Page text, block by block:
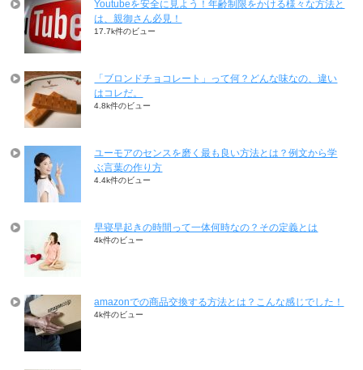
Youtubeを安全に見よう！年齢制限をかける様々な方法と
は、親御さん必見！
17.7k件のビュー
「ブロンドチョコレート」って何？どんな味なの、違い
はコレだ。
4.8k件のビュー
ユーモアのセンスを磨く最も良い方法とは？例文から学
ぶ言葉の作り方
4.4k件のビュー
早寝早起きの時間って一体何時なの？その定義とは
4k件のビュー
amazonでの商品交換する方法とは？こんな感じでした！
4k件のビュー